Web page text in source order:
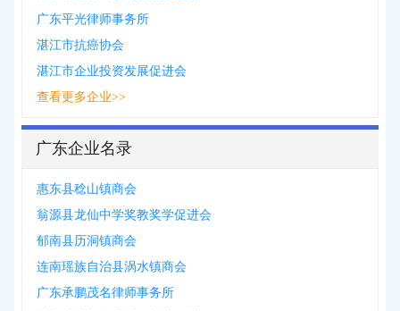
广东平光律师事务所
湛江市抗癌协会
湛江市企业投资发展促进会
查看更多企业>>
广东企业名录
惠东县稔山镇商会
翁源县龙仙中学奖教奖学促进会
郁南县历洞镇商会
连南瑶族自治县涡水镇商会
广东承鹏茂名律师事务所